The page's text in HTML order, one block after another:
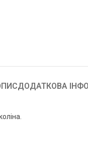
ДОДАТКОВА